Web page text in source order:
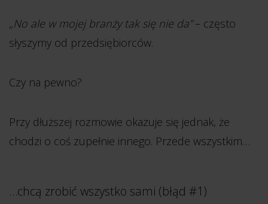
„No ale w mojej branży tak się nie da”– często
słyszymy od przedsiębiorców.
Czy na pewno?
Przy dłuższej rozmowie okazuje się jednak, że
chodzi o coś zupełnie innego. Przede wszystkim…
…chcą zrobić wszystko sami (błąd #1)